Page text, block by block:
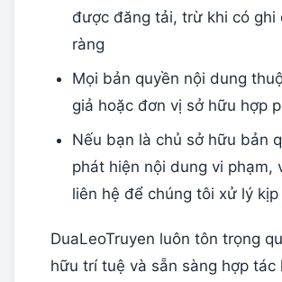
được đăng tải, trừ khi có ghi
ràng
Mọi bản quyền nội dung
giả hoặc đơn vị sở hữu hợp
Nếu bạn là chủ sở hữu bản
phát hiện nội dung vi phạm,
liên hệ để chúng tôi xử lý kịp
DuaLeoTruyen luôn tôn trọng
hữu trí tuệ và sẵn sàng hợp tác